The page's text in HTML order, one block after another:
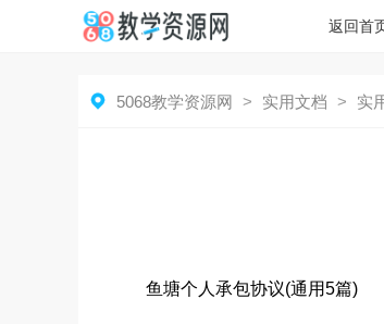
返回首
 5068教学资源网 > 实用文档 > 实
鱼塘个人承包协议(通用5篇)